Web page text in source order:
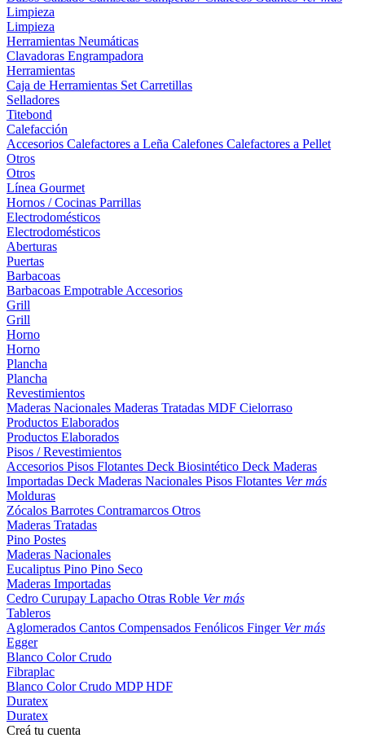
Limpieza
Limpieza
Herramientas Neumáticas
Clavadoras Engrampadora
Herramientas
Caja de Herramientas Set Carretillas
Selladores
Titebond
Calefacción
Accesorios Calefactores a Leña Calefones Calefactores a Pellet
Otros
Otros
Línea Gourmet
Hornos / Cocinas Parrillas
Electrodomésticos
Electrodomésticos
Aberturas
Puertas
Barbacoas
Barbacoas Empotrable Accesorios
Grill
Grill
Horno
Horno
Plancha
Plancha
Revestimientos
Maderas Nacionales Maderas Tratadas MDF Cielorraso
Productos Elaborados
Productos Elaborados
Pisos / Revestimientos
Accesorios Pisos Flotantes Deck Biosintético Deck Maderas
Importadas Deck Maderas Nacionales Pisos Flotantes Ver más
Molduras
Zócalos Barrotes Contramarcos Otros
Maderas Tratadas
Pino Postes
Maderas Nacionales
Eucaliptus Pino Pino Seco
Maderas Importadas
Cedro Curupay Lapacho Otras Roble Ver más
Tableros
Aglomerados Cantos Compensados Fenólicos Finger Ver más
Egger
Blanco ColorCrudo
Fibraplac
Blanco ColorCrudo MDPHDF
Duratex
Duratex
Creá tu cuenta